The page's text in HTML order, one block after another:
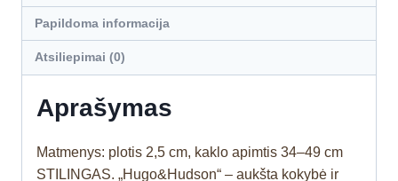
Papildoma informacija
Atsiliepimai (0)
Aprašymas
Matmenys: plotis 2,5 cm, kaklo apimtis 34–49 cm
STILINGAS. „Hugo&Hudson“ – aukšta kokybė ir